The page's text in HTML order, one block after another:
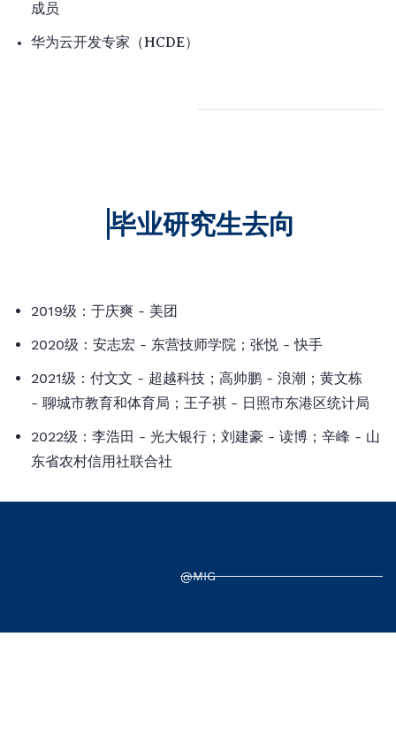
成员
华为云开发专家（HCDE）
毕业研究生去向
2019级：于庆爽 - 美团
2020级：安志宏 - 东营技师学院；张悦 - 快手
2021级：付文文 - 超越科技 ；高帅鹏 - 浪潮；黄文栋
- 聊城市教育和体育局；王子祺 - 日照市东港区统计局
2022级：李浩田 - 光大银行；刘建豪 - 读博；辛峰 - 山
东省农村信用社联合社
@MIG